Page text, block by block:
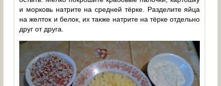
и морковь натрите на средней тёрке. Разделите яйца
на желток и белок, их также натрите на тёрке отдельно
друг от друга.